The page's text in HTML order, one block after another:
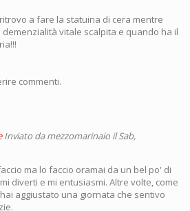
a fare la statuina di cera mentre
vitale scalpita e quando ha il
commenti.
Inviato damezzomarinaio il Sab,
ma lo faccio oramai da un bel po' di
diverti e mi entusiasmi. Altre volte, come
aggiustato una giornata che sentivo